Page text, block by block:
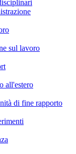
sul lavoro
all'estero
di fine rapporto